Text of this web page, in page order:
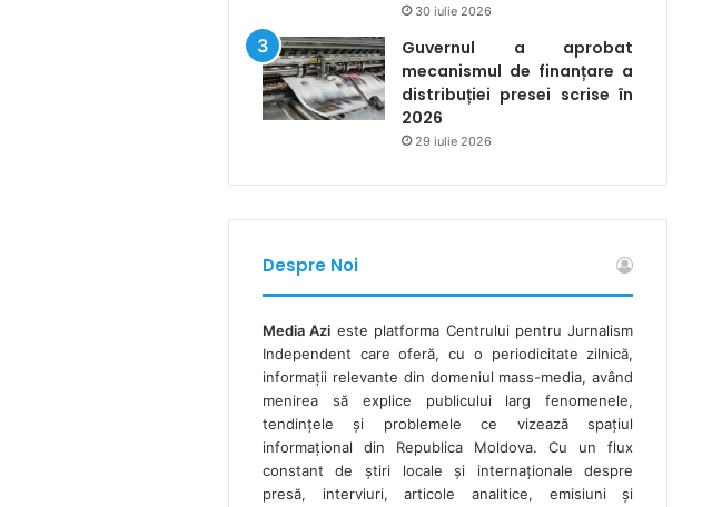
30 iulie 2026
Guvernul a aprobat
mecanismul de finanțare a
distribuției presei scrise în
2026
29 iulie 2026
Despre Noi
Media Azi este platforma Centrului pentru Jurnalism
Independent care oferă, cu o periodicitate zilnică,
informații relevante din domeniul mass-media, având
menirea să explice publicului larg fenomenele,
tendințele și problemele ce vizează spațiul
informațional din Republica Moldova. Cu un flux
constant de ştiri locale şi internaţionale despre
presă, interviuri, articole analitice, emisiuni și